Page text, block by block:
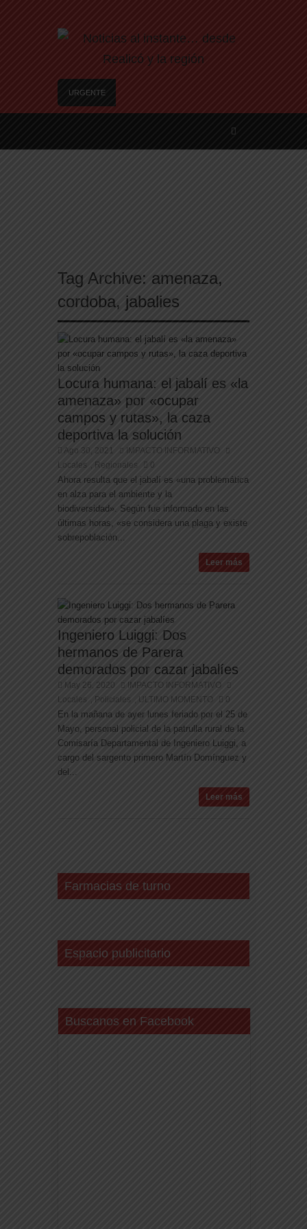
URGENTE
con Argentina y a su «política exterior
Tag Archive: amenaza,
cordoba, jabalies
Locura humana: el jabalí es «la
amenaza» por «ocupar
campos y rutas», la caza
deportiva la solución
Ago 30, 2021
IMPACTO INFORMATIVO
Locales
Regionales 0
Ahora resulta que el jabalí es «una problemática
en alza para el ambiente y la
biodiversidad». Según fue informado en las
últimas horas, «se considera una plaga y existe
sobrepoblación...
Leer más
Ingeniero Luiggi: Dos
hermanos de Parera
demorados por cazar jabalíes
May 26, 2020
IMPACTO INFORMATIVO
Locales
Policiales ULTIMO MOMENTO 0
En la mañana de ayer lunes feriado por el 25 de
Mayo, personal policial de la patrulla rural de la
Comisaría Departamental de Ingeniero Luiggi, a
cargo del sargento primero Martín Domínguez y
del...
Leer más
Farmacias de turno
Espacio publicitario
Buscanos en Facebook